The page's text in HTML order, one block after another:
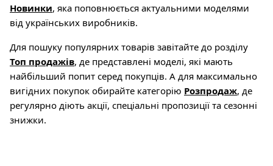
Новинки, яка поповнюється актуальними моделями
від українських виробників.
Для пошуку популярних товарів завітайте до розділу
Топ продажів, де представлені моделі, які мають
найбільший попит серед покупців. А для максимально
вигідних покупок обирайте категорію Розпродаж, де
регулярно діють акції, спеціальні пропозиції та сезонні
знижки.